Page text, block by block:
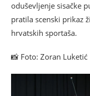
oduševljenje sisačke
pratila scenski prikaz
hrvatskih sportaša.
📸 Foto:Zoran Luketić